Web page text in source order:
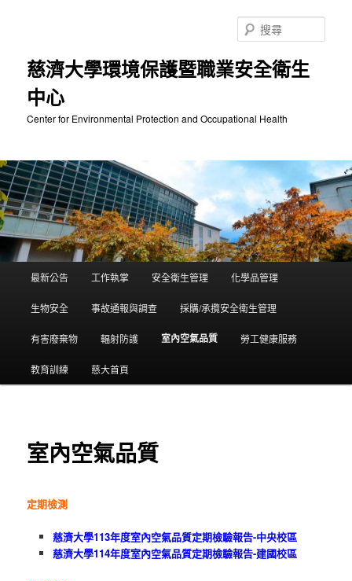
慈濟大學環境保護暨職業安全衛生
中心
Center for Environmental Protection and Occupational Health
尋
最新公告 工作執掌 安全衛生管理 化學品管理
生物安全 事故通報與調查 採購/承攬安全衛生管理
有害廢棄物 輻射防護 室內空氣品質 勞工健康服務
教育訓練 慈大首頁
室內空氣品質
定期檢測
慈濟大學113年度室內空氣品質定期檢驗報告-中央校區
慈濟大學114年度室內空氣品質定期檢驗報告-建國校區